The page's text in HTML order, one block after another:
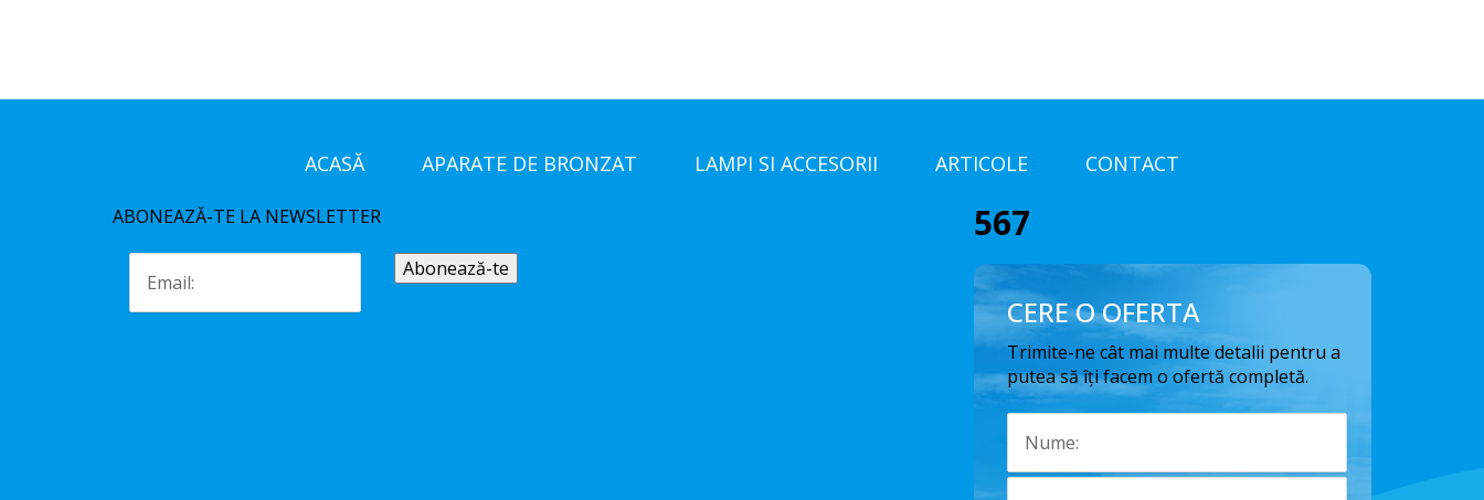
ACASĂ APARATE DE BRONZAT LAMPI SI ACCESORII ARTICOLE CONTACT
ABONEAZĂ-TE LA NEWSLETTER 567
CERE O OFERTA
Trimite-ne cât mai multe detalii pentru a
putea să îți facem o ofertă completă.